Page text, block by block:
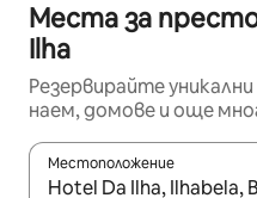
Места за
Ilha
Резервирайте
наем, домове и още
Местоположение
Когато резултатите се